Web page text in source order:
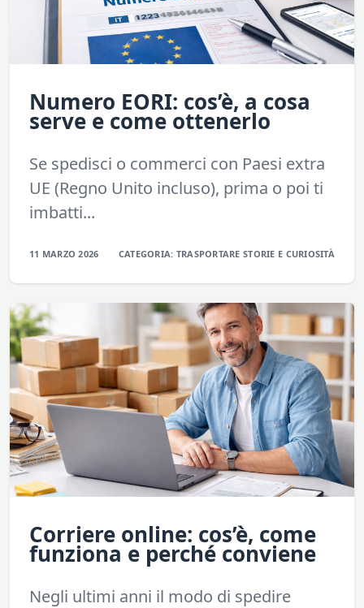
Numero EORI: cos’è, a cosa
serve e come ottenerlo
Se spedisci o commerci con Paesi extra
UE (Regno Unito incluso), prima o poi ti
imbatti...
11 MARZO 2026 CATEGORIA: TRASPORTARESTORIE E CURIOSITÀ
Corriere online: cos’è, come
funziona e perché conviene
Negli ultimi anni il modo di spedire